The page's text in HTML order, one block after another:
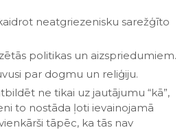
neatgriezenisku sarežģīto
politikas un aizspriedumiem.
par dogmu un reliģiju.
ne tikai uz jautājumu “kā”,
to nostāda ļoti ievainojamā
tāpēc, ka tās nav